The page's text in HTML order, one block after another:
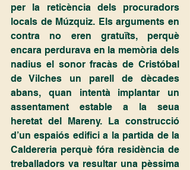
per la reticència dels procuradors
locals de Múzquiz. Els arguments en
contra no eren gratuïts, perquè
encara perdurava en la memòria dels
nadius el sonor fracàs de Cristóbal
de Vilches un parell de dècades
abans, quan intentà implantar un
assentament estable a la seua
heretat del Mareny. La construcció
d’un espaiós edifici a la partida de la
Caldereria perquè fóra residència de
treballadors va resultar una pèssima